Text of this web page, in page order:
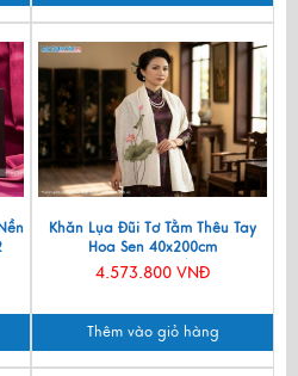
Khăn Lụa Đũi Tơ Tằm Thêu Tay
Hoa Sen 40x200cm
KLNC40200/10
4.573.800 VNĐ
Thêm vào giỏ hàng